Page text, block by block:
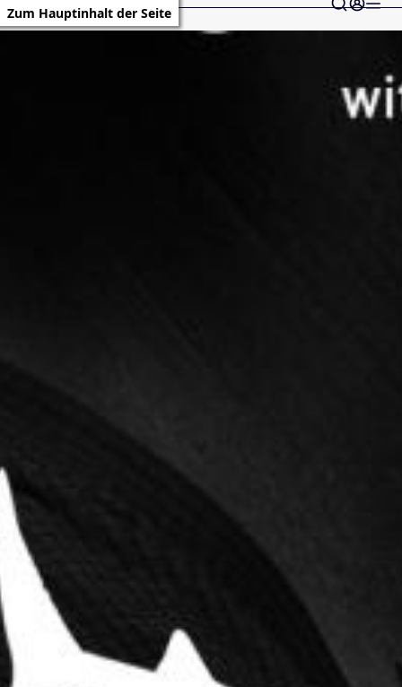
Zum Hauptinhalt der Seite